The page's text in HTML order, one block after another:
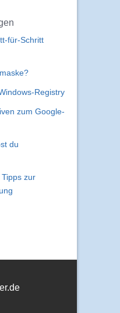
für-Schritt
Registry
zum Google-
du
zur